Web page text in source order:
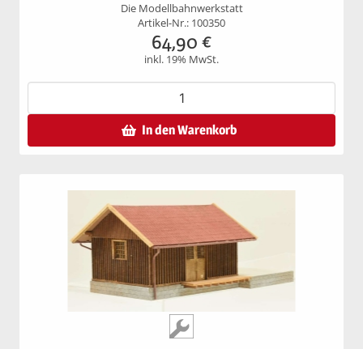
Die Modellbahnwerkstatt
Artikel-Nr.: 100350
64,90 €
inkl. 19% MwSt.
In den Warenkorb